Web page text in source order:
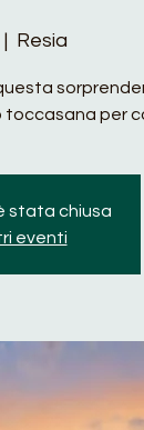
|
Resia
per
stata chiusa
eventi